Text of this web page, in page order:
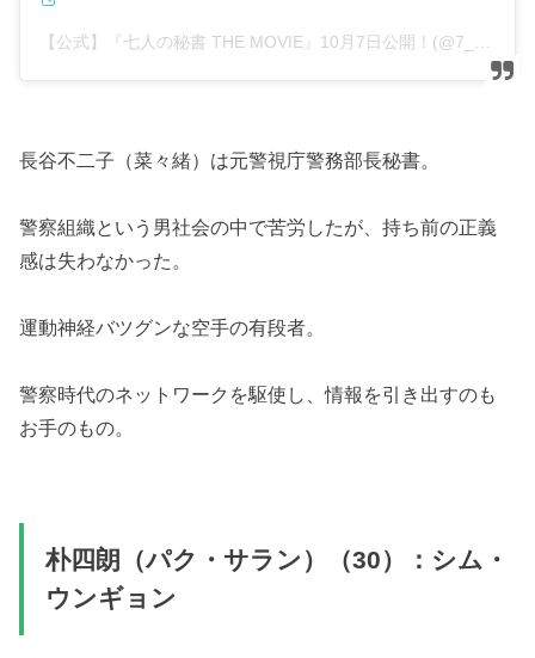
長谷不二子（菜々緒）は元警視庁警務部長秘書。
警察組織という男社会の中で苦労したが、持ち前の正義
感は失わなかった。
運動神経バツグンな空手の有段者。
警察時代のネットワークを駆使し、情報を引き出すのも
お手のもの。
朴四朗（パク・サラン）（30）：シム・
ウンギョン